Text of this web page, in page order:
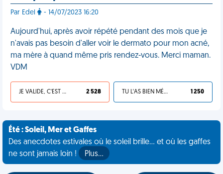
Par Edel - 14/07/2023 16:20
Aujourd'hui, après avoir répété pendant des mois que je
n'avais pas besoin d'aller voir le dermato pour mon acné,
ma mère à quand même pris rendez-vous. Merci maman.
VDM
JE VALIDE, C'EST UNE VDM 2 528 TU L'AS BIEN MÉRITÉ 1 250
Été : Soleil, Mer et Gaffes
Des anecdotes estivales où le soleil brille... et où les gaffes
ne sont jamais loin !
Plus…